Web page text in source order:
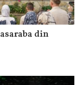
din